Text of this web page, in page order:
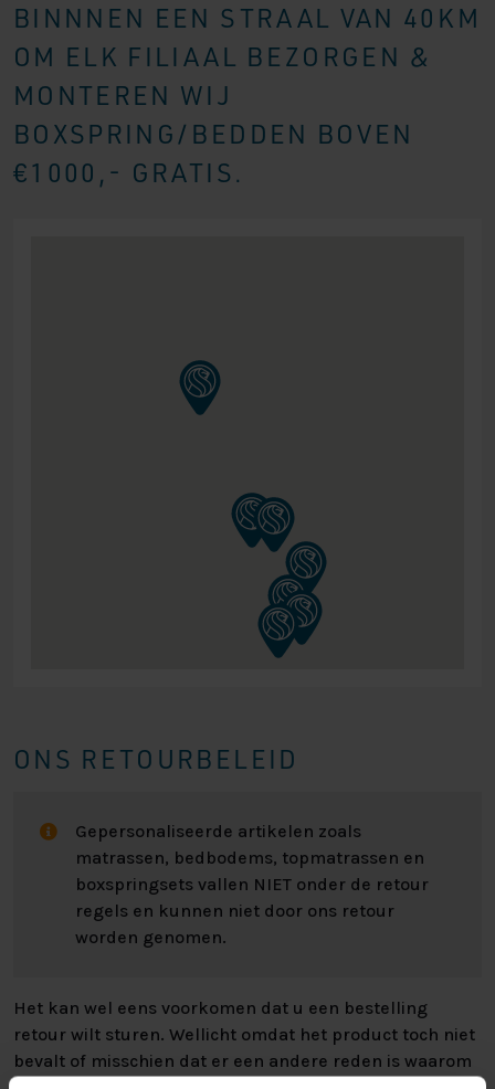
BINNNEN EEN STRAAL VAN 40KM
OM ELK FILIAAL BEZORGEN &
MONTEREN WIJ
BOXSPRING/BEDDEN BOVEN
€1000,- GRATIS.
ONS RETOURBELEID
Gepersonaliseerde artikelen zoals
matrassen, bedbodems, topmatrassen en
boxspringsets vallen NIET onder de retour
regels en kunnen niet door ons retour
worden genomen.
Het kan wel eens voorkomen dat u een bestelling
retour wilt sturen. Wellicht omdat het product toch niet
bevalt of misschien dat er een andere reden is waarom